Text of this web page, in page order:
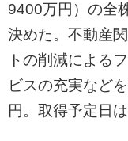
9400万円）の全
決めた。不動産
トの削減による
ビスの充実など
円。取得予定日